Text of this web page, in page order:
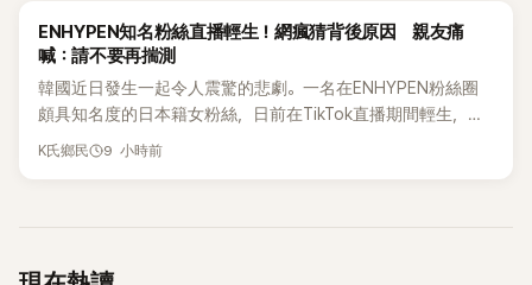
K-POP
ENHYPEN知名粉絲直播輕生！網瘋猜背後原因 親友痛
喊：請不要再揣測
韓國近日發生一起令人震驚的悲劇。一名在ENHYPEN粉絲圈
頗具知名度的日本籍女粉絲，日前在TikTok直播期間輕生，最
終不幸身亡，消息曝光後震驚韓網，也讓不少粉絲湧入社群平
K氏鄉民 9 小時前